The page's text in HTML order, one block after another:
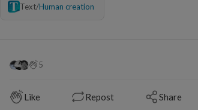
Text/Human creation
5
Like Repost Share